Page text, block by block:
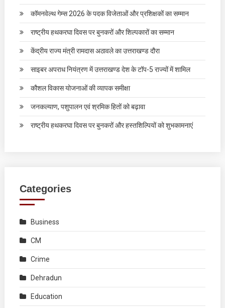
कॉमनवेल्थ गेम्स 2026 के पदक विजेताओं और प्रशिक्षकों का सम्मान
राष्ट्रीय हथकरघा दिवस पर बुनकरों और शिल्पकारों का सम्मान
केंद्रीय राज्य मंत्री रामदास अठावले का उत्तराखण्ड दौरा
साइबर अपराध नियंत्रण में उत्तराखण्ड देश के टॉप-5 राज्यों में शामिल
कौशल विकास योजनाओं की व्यापक समीक्षा
जनकल्याण, पशुपालन एवं श्रमिक हितों को बढ़ावा
राष्ट्रीय हथकरघा दिवस पर बुनकरों और हस्तशिल्पियों को शुभकामनाएं
Categories
Business
CM
Crime
Dehradun
Education